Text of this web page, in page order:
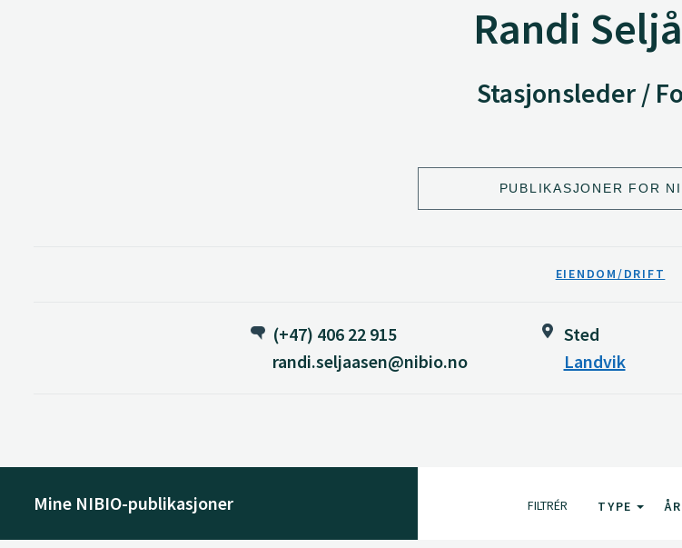
Randi
Stasjonsleder /
PUBLIKASJONER FOR
EIENDOM/DRIFT
(+47) 406 22 915
randi.seljaasen@nibio.no
Sted
Landvik
Mine NIBIO-publikasjoner FILTRÉR TYPE